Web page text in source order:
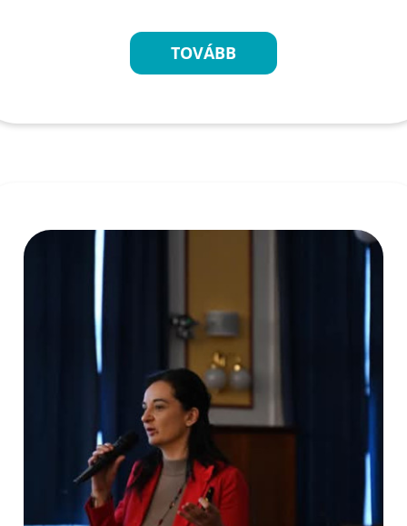
TOVÁBB